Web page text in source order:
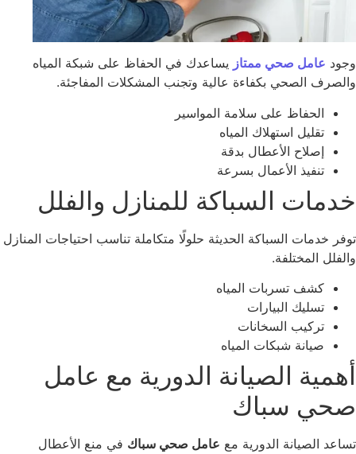
عامل صحي ممتازيساعدك في الحفاظ على شبكة المياه
الصحي بكفاءة عالية وتجنب المشكلات المفاجئة.
الحفاظ على سلامة المواسير
تقليل استهلاك المياه
إصلاح الأعطال بدقة
تنفيذ الأعمال بسرعة
السباكة للمنازل والفلل
خدمات السباكة الحديثة حلولًا متكاملة تناسب احتياجات المنازل
المختلفة.
كشف تسربات المياه
تسليك البيارات
تركيب السخانات
صيانة شبكات المياه
الصيانة الدورية مع عامل
سباك
الصيانة الدورية مععامل صحي سباكفي منع الأعطال